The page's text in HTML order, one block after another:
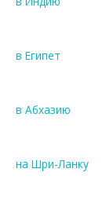
в Египет
в Абхазию
на Шри-Ланку